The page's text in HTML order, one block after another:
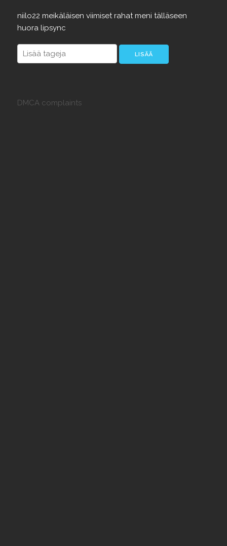
niilo22 meikäläisen viimiset rahat meni tälläseen
huora lipsync
DMCA complaints